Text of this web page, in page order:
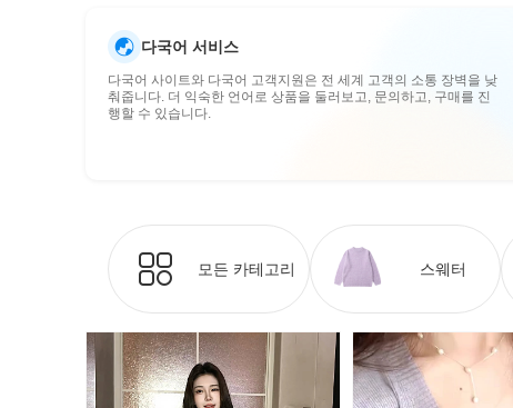
다국어 서비스
다국어 사이트와 다국어 고객지원은 전 세계 고객의 소통 장벽을 낮
춰줍니다. 더 익숙한 언어로 상품을 둘러보고, 문의하고, 구매를 진
행할 수 있습니다.
모든 카테고리 스웨터